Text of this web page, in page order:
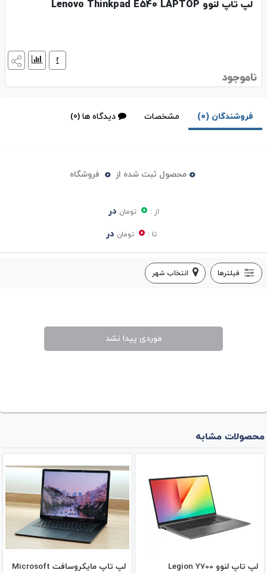
لپ تاپ لنوو Lenovo Thinkpad E540 LAPTOP
ناموجود
فروشندگان (0) مشخصات دیدگاه ها (0)
0 محصول ثبت شده از 0 فروشگاه
از : 0 تومان در
تا : 0 تومان در
فیلترها انتخاب شهر
موردی پیدا نشد
محصولات مشابه
لپ تاپ لنوو Legion Y700
لپ تاپ مایکروسافت Microsoft